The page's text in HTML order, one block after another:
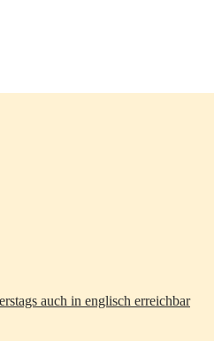
auch in englisch erreichbar